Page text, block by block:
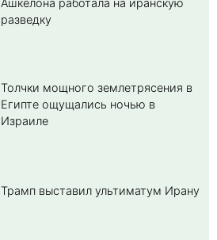
Ашкелона работала на иранскую
разведку
Толчки мощного землетрясения в
Египте ощущались ночью в
Израиле
Трамп выставил ультиматум Ирану